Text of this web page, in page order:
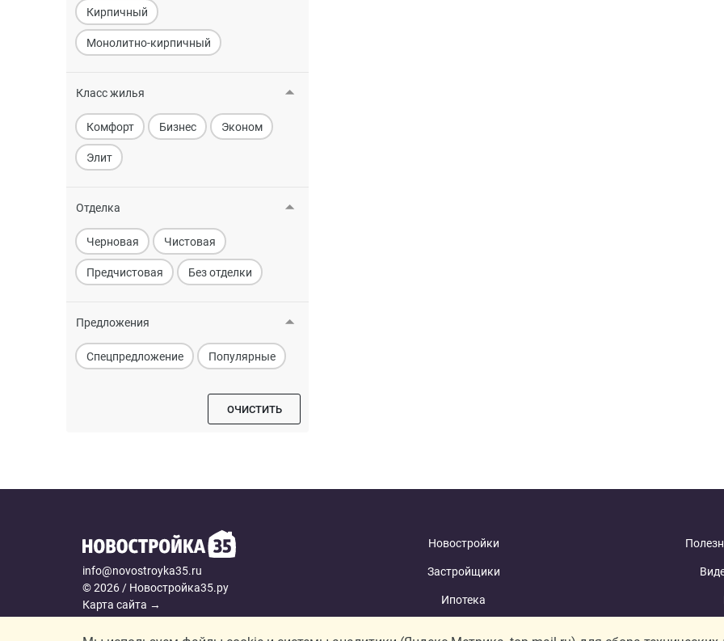
Кирпичный
Монолитно-кирпичный
Класс жилья
Комфорт Бизнес Эконом
Элит
Отделка
Черновая Чистовая
Предчистовая Без отделки
Предложения
Спецпредложение Популярные
ОЧИСТИТЬ
info@novostroyka35.ru
© 2026 / Новостройка35.ру
Карта сайта →
Политика конфиденциальности
Согласие на обработку персональных данных
Новостройки
Застройщики
Ипотека